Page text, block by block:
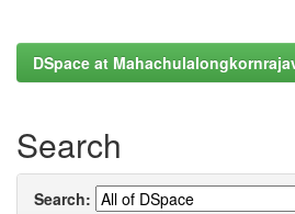
DSpace at
Search
Search: